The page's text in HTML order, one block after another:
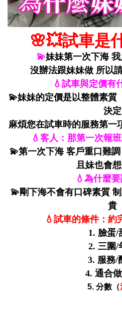
🌸💥試車是
💫妹妹第一次下海
沒辦法跟妹妹做 所以
💧試車與定價有
💫妹妹的定價是以整體素質
決定
麻煩您在試車時的服務第一
💧客人：那第一次報
💫第一次下海 客戶重口難
且妹也會
💧為什麼
💫剛下海不會有口碑素質
貴
💧試車的條件：約
1. 臉蛋/
2. 三圍/
3. 服務/
4. 通合
5. 分數（